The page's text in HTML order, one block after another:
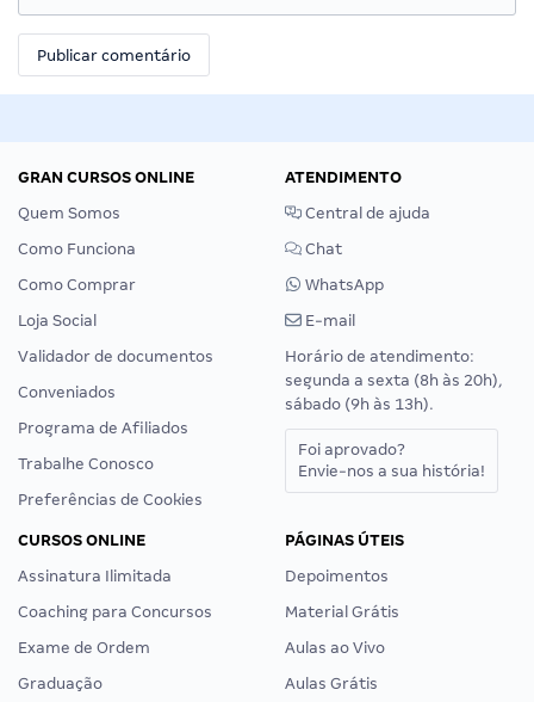
GRAN CURSOS ONLINE
Quem Somos
Como Funciona
Como Comprar
Loja Social
Validador de documentos
Conveniados
Programa de Afiliados
Trabalhe Conosco
Preferências de Cookies
ATENDIMENTO
Central de ajuda
Chat
WhatsApp
E-mail
Horário de atendimento:
segunda a sexta (8h às 20h),
sábado (9h às 13h).
Foi aprovado?
Envie-nos a sua história!
CURSOS ONLINE
Assinatura Ilimitada
Coaching para Concursos
Exame de Ordem
Graduação
PÁGINAS ÚTEIS
Depoimentos
Material Grátis
Aulas ao Vivo
Aulas Grátis